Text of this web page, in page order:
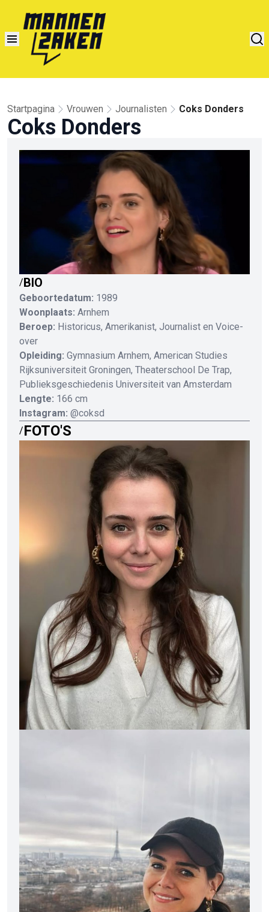
Startpagina Vrouwen Journalisten Coks Donders
Coks Donders
/BIO
Geboortedatum: 1989
Woonplaats: Arnhem
Beroep: Historicus, Amerikanist, Journalist en Voice-
over
Opleiding: Gymnasium Arnhem, American Studies
Rijksuniversiteit Groningen, Theaterschool De Trap,
Publieksgeschiedenis Universiteit van Amsterdam
Lengte: 166 cm
Instagram: @coksd
/FOTO'S